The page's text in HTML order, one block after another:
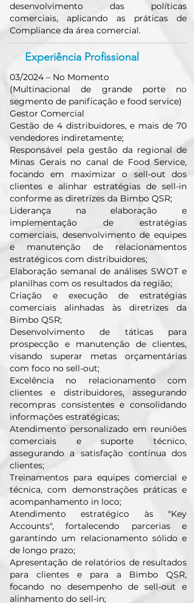
desenvolvimento das políticas
comerciais, aplicando as práticas de
Compliance da área comercial.
Experiência Profissional
03/2024 – No Momento
(Multinacional de grande porte no
segmento de panificação e food service)
Gestor Comercial
Gestão de 4 distribuidores, e mais de 70
vendedores indiretamente;
Responsável pela gestão da regional de
Minas Gerais no canal de Food Service,
focando em maximizar o sell-out dos
clientes e alinhar estratégias de sell-in
conforme as diretrizes da Bimbo QSR;
Liderança na elaboração e
implementação de estratégias
comerciais, desenvolvimento de equipes
e manutenção de relacionamentos
estratégicos com distribuidores;
Elaboração semanal de análises SWOT e
planilhas com os resultados da região;
Criação e execução de estratégias
comerciais alinhadas às diretrizes da
Bimbo QSR;
Desenvolvimento de táticas para
prospecção e manutenção de clientes,
visando superar metas orçamentárias
com foco no sell-out;
Excelência no relacionamento com
clientes e distribuidores, assegurando
recompras consistentes e consolidando
informações estratégicas;
Atendimento personalizado em reuniões
comerciais e suporte técnico,
assegurando a satisfação contínua dos
clientes;
Treinamentos para equipes comercial e
técnica, com demonstrações práticas e
acompanhamento in loco;
Atendimento estratégico às "Key
Accounts", fortalecendo parcerias e
garantindo um relacionamento sólido e
de longo prazo;
Apresentação de relatórios de resultados
para clientes e para a Bimbo QSR,
focando no desempenho de sell-out e
alinhamento do sell-in;